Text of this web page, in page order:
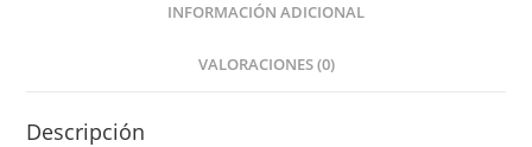
INFORMACIÓN ADICIONAL
VALORACIONES (0)
Descripción